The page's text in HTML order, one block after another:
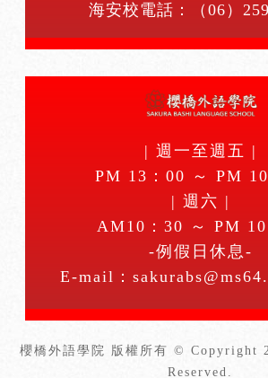
海安校電話：
（06）
| 週一至週五 |
PM 13：00 ～ PM
| 週六 |
AM10：30 ～ PM
-例假日休息-
E-mail：
櫻橋外語學院 版權所有 © Copyright
Reserved.